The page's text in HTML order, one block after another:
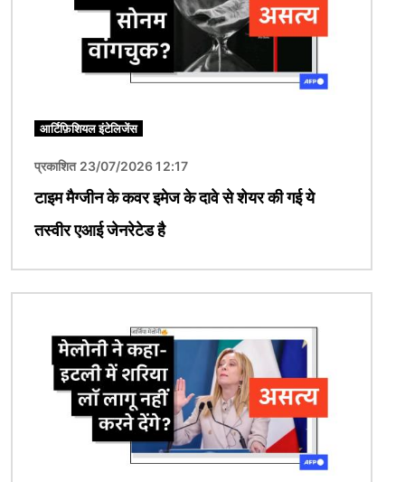
आर्टिफ़िशियल इंटेलिजेंस
प्रकाशित 23/07/2026 12:17
टाइम मैग्जीन के कवर इमेज के दावे से शेयर की गई ये
तस्वीर एआई जेनरेटेड है